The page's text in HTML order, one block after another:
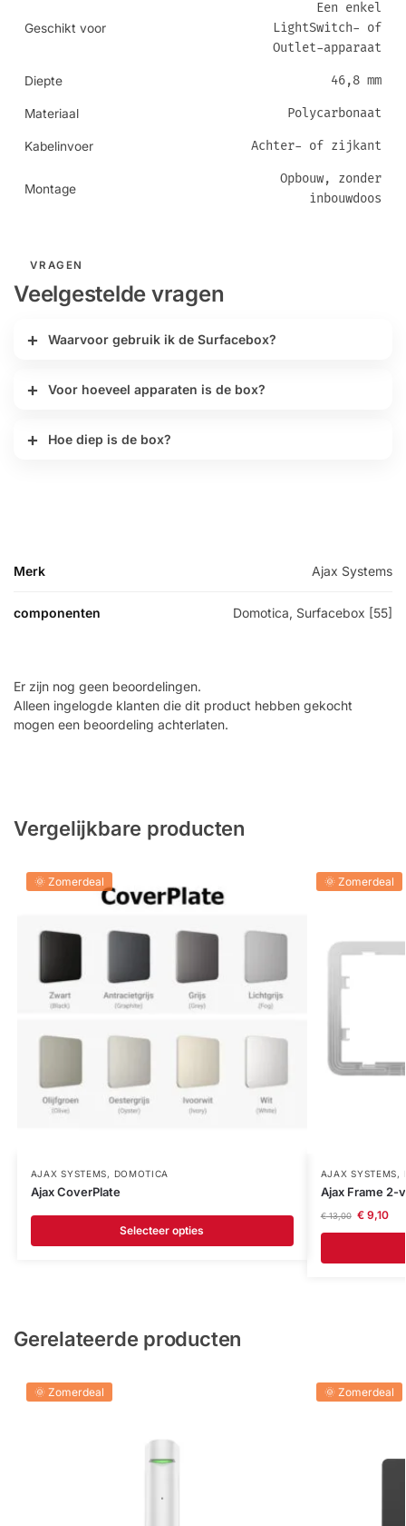
Geschikt voor
Een enkel
LightSwitch- of
Outlet-apparaat
Diepte 46,8 mm
Materiaal Polycarbonaat
Kabelinvoer Achter- of zijkant
Montage
Opbouw, zonder
inbouwdoos
VRAGEN
Veelgestelde vragen
Waarvoor gebruik ik de Surfacebox?
Voor hoeveel apparaten is de box?
Hoe diep is de box?
Merk Ajax Systems
componenten Domotica, Surfacebox [55]
Er zijn nog geen beoordelingen.
Alleen ingelogde klanten die dit product hebben gekocht
mogen een beoordeling achterlaten.
Vergelijkbare producten
🌞 Zomerdeal
AJAX SYSTEMS, DOMOTICA
Ajax CoverPlate
Selecteer opties
🌞 Zomerdeal
AJAX SYSTEMS,
Ajax Frame 2-
€13,00 €9,10
Gerelateerde producten
🌞 Zomerdeal 🌞 Zomerdeal